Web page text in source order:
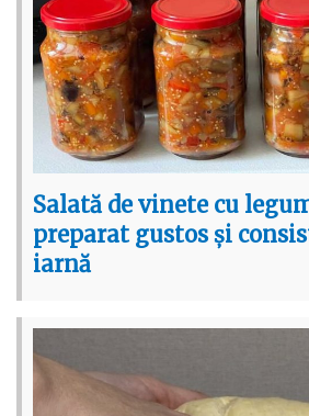
Salată de vinete cu
preparat gustos și
iarnă